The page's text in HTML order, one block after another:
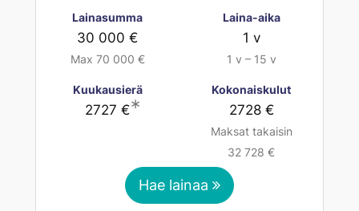
Lainasumma
30 000 €
Max 70 000 €
Laina-aika
1 v
1 v – 15 v
Kuukausierä
2727 €∗
Kokonaiskulut
2728 €
Maksat takaisin
32 728 €
Hae lainaa